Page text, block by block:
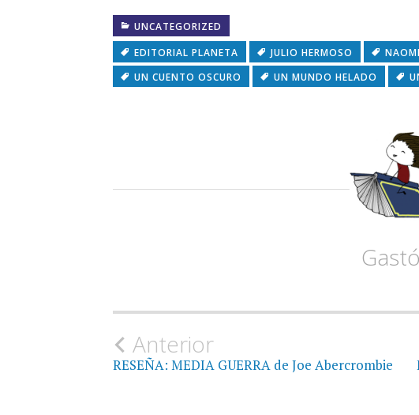
UNCATEGORIZED
EDITORIAL PLANETA
JULIO HERMOSO
UN CUENTO OSCURO
UN MUNDO HELADO
Navegación
Anterior
RESEÑA: MEDIA GUERRA de Joe Abercrombie